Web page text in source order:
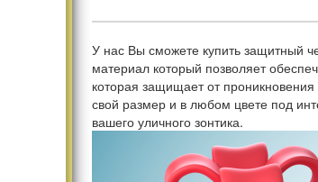
У нас Вы сможете купить защитный
материал который позволяет
которая защищает от
свой размер и в любом цвете под
вашего уличного зонтика.